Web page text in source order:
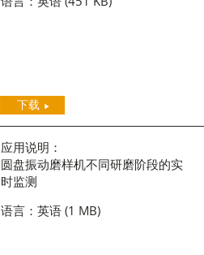
下载
应用说明：
圆盘振动磨样机不同研磨阶段的实
时监测
语言：英语 (1 MB)